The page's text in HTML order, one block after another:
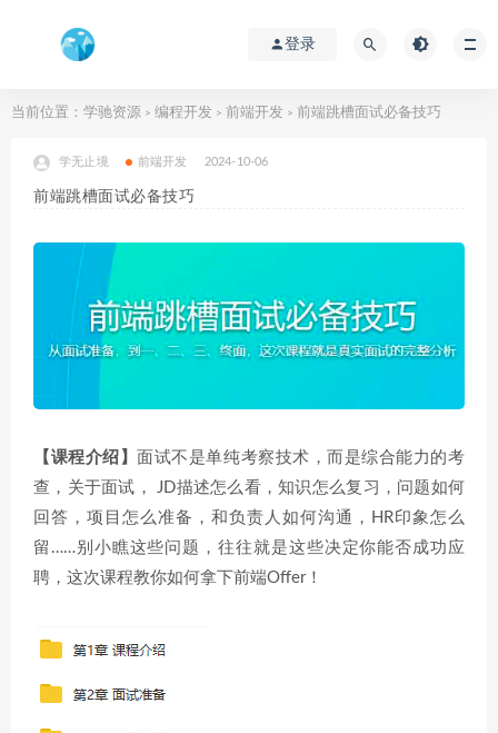
登录
当前位置： 学驰资源 > 编程开发 > 前端开发 > 前端跳槽面试必备技巧
学无止境 前端开发 2024-10-06
前端跳槽面试必备技巧
【课程介绍】 面试不是单纯考察技术，而是综合能力的考
查，关于面试， JD描述怎么看，知识怎么复习，问题如何
回答，项目怎么准备，和负责人如何沟通，HR印象怎么
留……别小瞧这些问题，往往就是这些决定你能否成功应
聘，这次课程教你如何拿下前端Offer！